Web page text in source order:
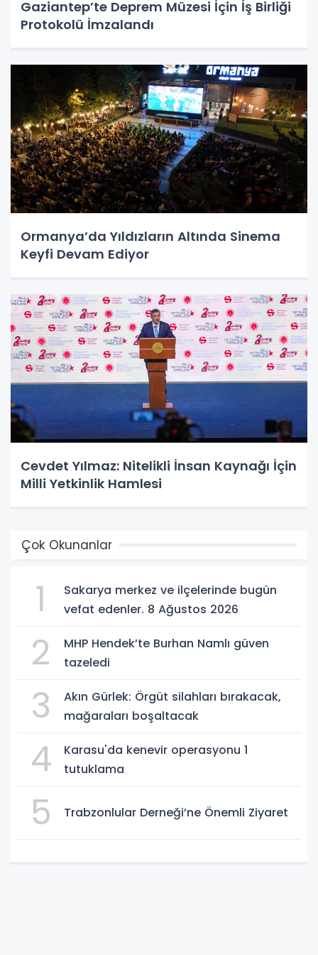
Gaziantep’te Deprem Müzesi İçin İş Birliği
Protokolü İmzalandı
Ormanya’da Yıldızların Altında Sinema
Keyfi Devam Ediyor
Cevdet Yılmaz: Nitelikli İnsan Kaynağı İçin
Milli Yetkinlik Hamlesi
Çok Okunanlar
1
Sakarya merkez ve ilçelerinde bugün
vefat edenler. 8 Ağustos 2026
2
MHP Hendek’te Burhan Namlı güven
tazeledi
3
Akın Gürlek: Örgüt silahları bırakacak,
mağaraları boşaltacak
4
Karasu'da kenevir operasyonu 1
tutuklama
5 Trabzonlular Derneği’ne Önemli Ziyaret